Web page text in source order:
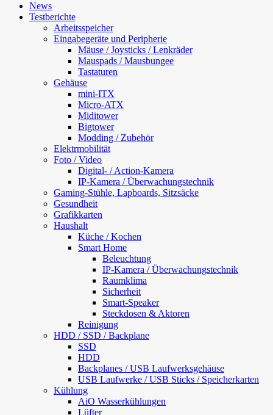
News
Testberichte
Arbeitsspeicher
Eingabegeräte und Peripherie
Mäuse / Joysticks / Lenkräder
Mauspads / Mausbungee
Tastaturen
Gehäuse
mini-ITX
Micro-ATX
Miditower
Bigtower
Modding / Zubehör
Elektrmobilität
Foto / Video
Digital- / Action-Kamera
IP-Kamera / Überwachungstechnik
Gaming-Stühle, Lapboards, Sitzsäcke
Gesundheit
Grafikkarten
Haushalt
Küche / Kochen
Smart Home
Beleuchtung
IP-Kamera / Überwachungstechnik
Raumklima
Sicherheit
Smart-Speaker
Steckdosen & Aktoren
Reinigung
HDD / SSD / Backplane
SSD
HDD
Backplanes / USB Laufwerksgehäuse
USB Laufwerke / USB Sticks / Speicherkarten
Kühlung
AiO Wasserkühlungen
Lüfter